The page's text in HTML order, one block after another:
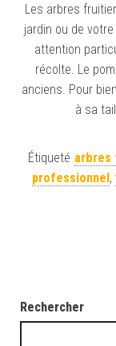
Les arbres
jardin ou de
attention
récolte. Le
anciens. Pour
à sa
Étiqueté arbres
professionnel,
Rechercher